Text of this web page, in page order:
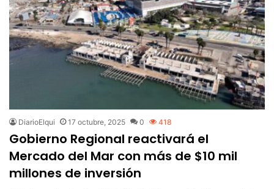
DiarioElqui 17 octubre, 2025 0 418
Gobierno Regional reactivará el
Mercado del Mar con más de $10 mil
millones de inversión